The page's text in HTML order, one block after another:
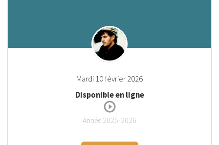
Mardi 10 février 2026
Disponible en ligne
Année 2025-2026